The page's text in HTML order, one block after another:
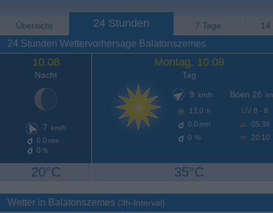
Übersicht 24 Stunden 7 Tage 14
24 Stunden Wettervorhersage Balatonszemes
10.08
Nacht
7 km/h
0.0 mm
0 %
20°C
Montag, 10.08
Tag
9
km/h
13,0 h
0.0 mm
0 %
Böen 26
UV 8 - 8
05:38
20:10
35°C
Wetter in Balatonszemes (3h-Interval)